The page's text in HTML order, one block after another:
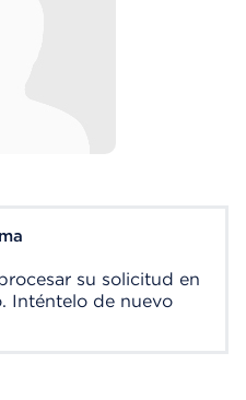
su solicitud en
Inténtelo de nuevo